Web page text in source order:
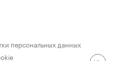
персональных данных